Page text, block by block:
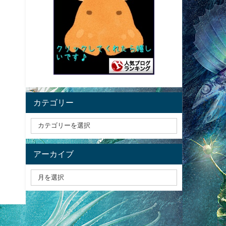
カテゴリー
アーカイブ